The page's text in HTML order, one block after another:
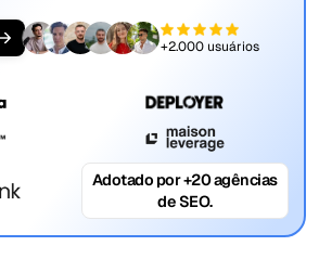
+2.000 usuários
Adotado por +20 agências
de SEO.